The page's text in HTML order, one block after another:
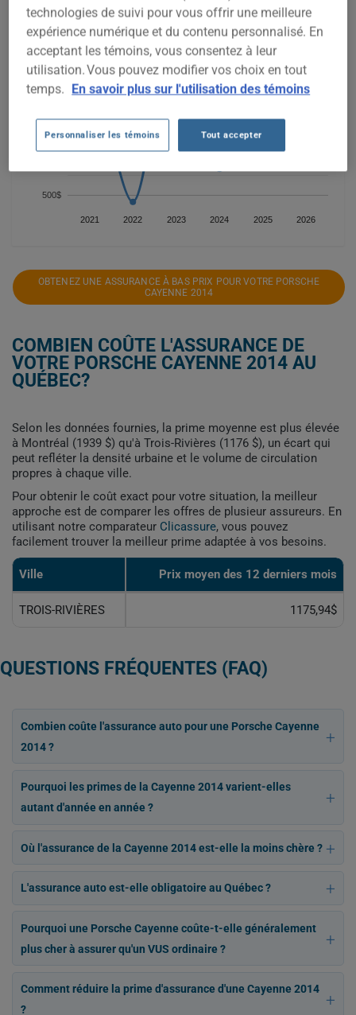
2021 2022 2023 2024 2025 2026
500$
1 500$
2 500$
OBTENEZ UNE ASSURANCE À BAS PRIX POUR VOTRE PORSCHE
CAYENNE 2014
COMBIEN COÛTE L'ASSURANCE DE
VOTRE PORSCHE CAYENNE 2014 AU
QUÉBEC?
Selon les données fournies, la prime moyenne est plus élevée
à Montréal (1939 $) qu'à Trois-Rivières (1176 $), un écart qui
peut refléter la densité urbaine et le volume de circulation
propres à chaque ville.
Pour obtenir le coût exact pour votre situation, la meilleur
approche est de comparer les offres de plusieur assureurs. En
utilisant notre comparateur Clicassure, vous pouvez
facilement trouver la meilleur prime adaptée à vos besoins.
Ville Prix ​​moyen des 12 derniers mois
TROIS-RIVIÈRES 1175,94$
QUESTIONS FRÉQUENTES (FAQ)
Combien coûte l'assurance auto pour une Porsche Cayenne
2014 ?
Pourquoi les primes de la Cayenne 2014 varient-elles
autant d'année en année ?
Où l'assurance de la Cayenne 2014 est-elle la moins chère ?
L'assurance auto est-elle obligatoire au Québec ?
Pourquoi une Porsche Cayenne coûte-t-elle généralement
plus cher à assurer qu'un VUS ordinaire ?
Comment réduire la prime d'assurance d'une Cayenne 2014
?
technologies de suivi pour vous offrir une meilleure
expérience numérique et du contenu personnalisé. En
acceptant les témoins, vous consentez à leur
utilisation. Vous pouvez modifier vos choix en tout
temps. En savoir plus sur l'utilisation des témoins
Personnaliser les témoins Tout accepter